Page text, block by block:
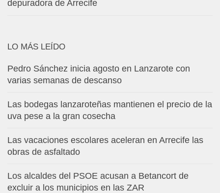
depuradora de Arrecife
LO MÁS LEÍDO
Pedro Sánchez inicia agosto en Lanzarote con
varias semanas de descanso
Las bodegas lanzaroteñas mantienen el precio de la
uva pese a la gran cosecha
Las vacaciones escolares aceleran en Arrecife las
obras de asfaltado
Los alcaldes del PSOE acusan a Betancort de
excluir a los municipios en las ZAR